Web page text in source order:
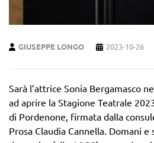
GIUSEPPE LONGO 2023-10-26
Sarà l’attrice Sonia Bergamasco
ad aprire la Stagione Teatrale
di Pordenone, firmata dalla
Prosa Claudia Cannella. Domani e